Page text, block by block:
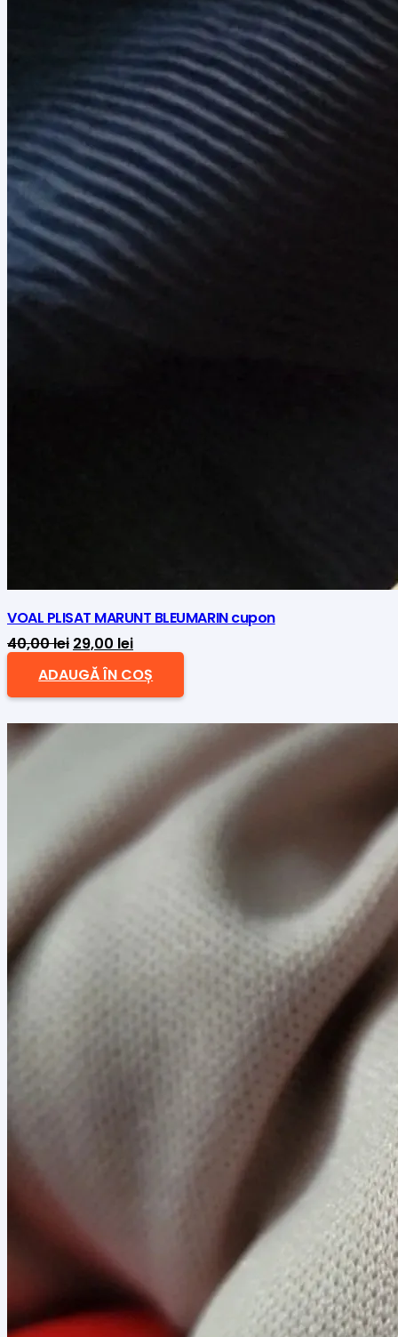
VOAL PLISAT MARUNT BLEUMARIN cupon
40,00lei Prețul
inițial
a
fost:
29,00 leiPrețul
curent
este:
29,00 lei.
ADAUGĂ ÎN COȘ